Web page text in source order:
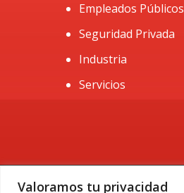
Valoramos tu privacidad
Empleados Públicos
Seguridad Privada
Industria
Servicios